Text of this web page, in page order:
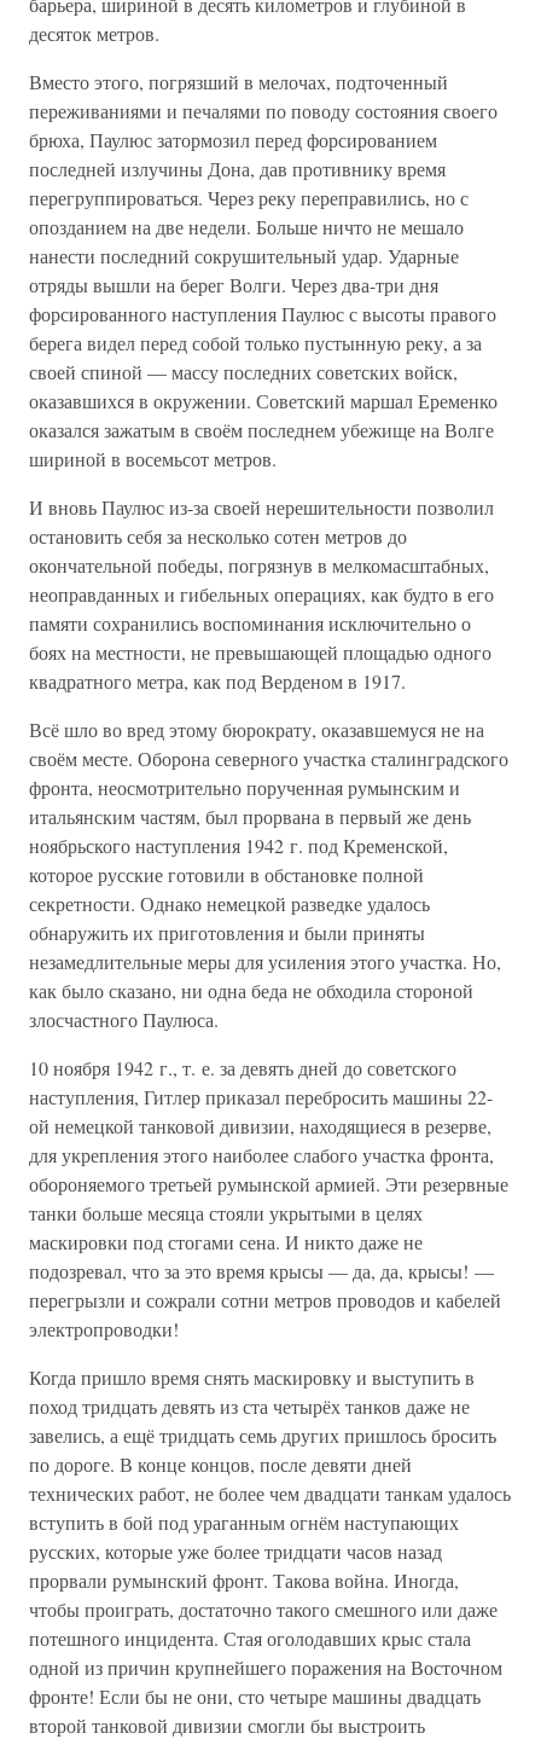
десяток метров.
Вместо этого, погрязший в мелочах, подточенный
переживаниями и печалями по поводу состояния своего
брюха, Паулюс затормозил перед форсированием
последней излучины Дона, дав противнику время
перегруппироваться. Через реку переправились, но с
опозданием на две недели. Больше ничто не мешало
нанести последний сокрушительный удар. Ударные
отряды вышли на берег Волги. Через два-три дня
форсированного наступления Паулюс с высоты правого
берега видел перед собой только пустынную реку, а за
своей спиной — массу последних советских войск,
оказавшихся в окружении. Советский маршал Еременко
оказался зажатым в своём последнем убежище на Волге
шириной в восемьсот метров.
И вновь Паулюс из-за своей нерешительности позволил
остановить себя за несколько сотен метров до
окончательной победы, погрязнув в мелкомасштабных,
неоправданных и гибельных операциях, как будто в его
памяти сохранились воспоминания исключительно о
боях на местности, не превышающей площадью одного
квадратного метра, как под Верденом в 1917.
Всё шло во вред этому бюрократу, оказавшемуся не на
своём месте. Оборона северного участка сталинградского
фронта, неосмотрительно порученная румынским и
итальянским частям, был прорвана в первый же день
ноябрьского наступления 1942 г. под Кременской,
которое русские готовили в обстановке полной
секретности. Однако немецкой разведке удалось
обнаружить их приготовления и были приняты
незамедлительные меры для усиления этого участка. Но,
как было сказано, ни одна беда не обходила стороной
злосчастного Паулюса.
10 ноября 1942 г., т. е. за девять дней до советского
наступления, Гитлер приказал перебросить машины 22-
ой немецкой танковой дивизии, находящиеся в резерве,
для укрепления этого наиболее слабого участка фронта,
обороняемого третьей румынской армией. Эти резервные
танки больше месяца стояли укрытыми в целях
маскировки под стогами сена. И никто даже не
подозревал, что за это время крысы — да, да, крысы! —
перегрызли и сожрали сотни метров проводов и кабелей
электропроводки!
Когда пришло время снять маскировку и выступить в
поход тридцать девять из ста четырёх танков даже не
завелись, а ещё тридцать семь других пришлось бросить
по дороге. В конце концов, после девяти дней
технических работ, не более чем двадцати танкам удалось
вступить в бой под ураганным огнём наступающих
русских, которые уже более тридцати часов назад
прорвали румынский фронт. Такова война. Иногда,
чтобы проиграть, достаточно такого смешного или даже
потешного инцидента. Стая оголодавших крыс стала
одной из причин крупнейшего поражения на Восточном
фронте! Если бы не они, сто четыре машины двадцать
второй танковой дивизии смогли бы выстроить